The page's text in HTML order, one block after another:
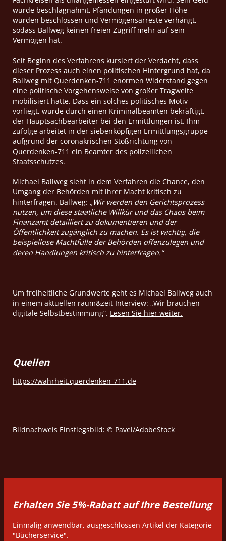
wurde beschlagnahmt, Pfändungen in großer Höhe
wurden beschlossen und Vermögensarreste verhängt,
sodass Ballweg keinen freien Zugriff mehr auf sein
Vermögen hat.
Seit Beginn des Verfahrens kursiert der Verdacht, dass
dieser Prozess auch einen politischen Hintergrund hat, da
Ballweg mit Querdenken-711 enormen Widerstand gegen
eine politische Vorgehensweise von großer Tragweite
mobilisiert hatte. Dass ein solches politisches Motiv
vorliegt, wurde durch einen Kriminalbeamten bekräftigt,
der Hauptsachbearbeiter bei den Ermittlungen ist. Ihm
zufolge arbeitet in der siebenköpfigen Ermittlungsgruppe
aufgrund der coronakrischen Stoßrichtung von
Querdenken-711 ein Beamter des polizeilichen
Staatsschutzes.
Michael Ballweg sieht in dem Verfahren die Chance, den
Umgang der Behörden mit ihrer Macht kritisch zu
hinterfragen. Ballweg: „Wir werden den Gerichtsprozess
nutzen, um diese staatliche Willkür und das Chaos beim
Finanzamt detailliert zu dokumentieren und der
Öffentlichkeit zugänglich zu machen. Es ist wichtig, die
beispiellose Machtfülle der Behörden offenzulegen und
deren Handlungen kritisch zu hinterfragen.“
Um freiheitliche Grundwerte geht es Michael Ballweg auch
in einem aktuellen raum&zeit Interview: „Wir brauchen
digitale Selbstbestimmung“. Lesen Sie hier weiter.
Quellen
https://wahrheit.querdenken-711.de
Bildnachweis Einstiegsbild: © Pavel/AdobeStock
Erhalten Sie 5%-Rabatt auf Ihre Bestellung
Einmalig anwendbar, ausgeschlossen Artikel der Kategorie
"Bücherservice".